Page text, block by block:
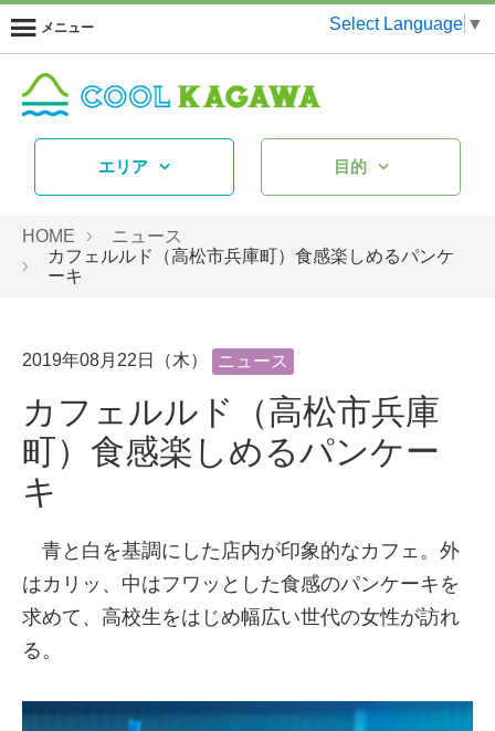
メニュー Select Language ▼
エリア 目的
HOME
ニュース
カフェルルド（高松市兵庫町）食感楽しめるパンケ
ーキ
2019年08月22日（木） ニュース
カフェルルド（高松市兵庫
町）食感楽しめるパンケー
キ
青と白を基調にした店内が印象的なカフェ。外
はカリッ、中はフワッとした食感のパンケーキを
求めて、高校生をはじめ幅広い世代の女性が訪れ
る。